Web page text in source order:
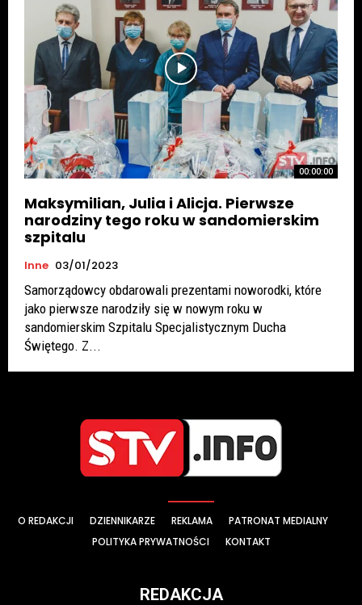
00:00:00
Maksymilian, Julia i Alicja. Pierwsze
narodziny tego roku w sandomierskim
szpitalu
Inne 03/01/2023
Samorządowcy obdarowali prezentami noworodki, które
jako pierwsze narodziły się w nowym roku w
sandomierskim Szpitalu Specjalistycznym Ducha
Świętego. Z...
O REDAKCJI DZIENNIKARZE REKLAMA
PATRONAT MEDIALNY
POLITYKA PRYWATNOŚCI
KONTAKT
REDAKCJA